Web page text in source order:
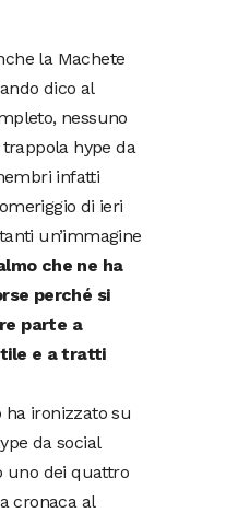
la Machete
dico al
nessuno
hype da
infatti
di ieri
un’immagine
che ne ha
perché si
parte a
e a tratti
ha ironizzato su
da social
uno dei quattro
cronaca al